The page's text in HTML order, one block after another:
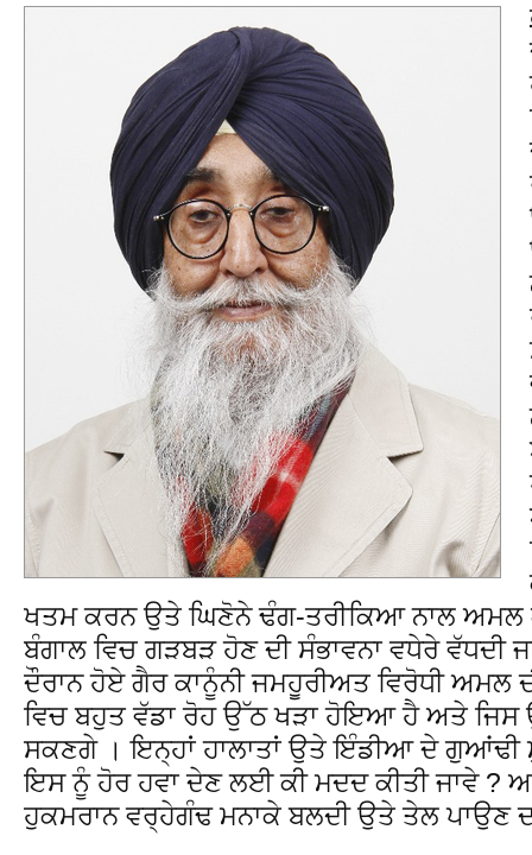
ਖਤਮ ਕਰਨ ਉਤੇ ਘਿਣੋਨੇ ਢੰਗ-ਤਰੀਕਿਆ ਨਾਲ ਅਮਲ
ਬੰਗਾਲ ਵਿਚ ਗੜਬੜ ਹੋਣ ਦੀ ਸੰਭਾਵਨਾ ਵਧੇਰੇ ਵੱਧਦੀ
ਦੌਰਾਨ ਹੋਏ ਗੈਰ ਕਾਨੂੰਨੀ ਜਮਹੂਰੀਅਤ ਵਿਰੋਧੀ ਅਮਲ
ਵਿਚ ਬਹੁਤ ਵੱਡਾ ਰੋਹ ਉੱਠ ਖੜਾ ਹੋਇਆ ਹੈ ਅਤੇ ਜਿਸ
ਸਕਣਗੇ । ਇਨ੍ਹਾਂ ਹਾਲਾਤਾਂ ਉਤੇ ਇੰਡੀਆ ਦੇ ਗੁਆਂਢੀ
ਇਸ ਨੂੰ ਹੋਰ ਹਵਾ ਦੇਣ ਲਈ ਕੀ ਮਦਦ ਕੀਤੀ ਜਾਵੇ ?
ਹੁਕਮਰਾਨ ਵਰ੍ਹੇਗੰਢ ਮਨਾਕੇ ਬਲਦੀ ਉਤੇ ਤੇਲ ਪਾਉਣ